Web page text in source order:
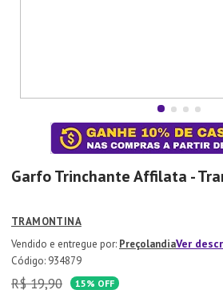
Garfo Trinchante Affilata -
TRAMONTINA
PreçolandiaVer
: 934879
R$ 19,90 15% OFF
7º
Tapete
Aparelho Jantar
Xicara
10º Lixeira